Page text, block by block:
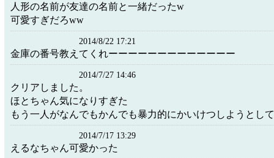
人形の名前が友達の名前と一緒だったw
可愛すぎだろww
2014/8/22 17:21
金庫の番号教えてくれーーーーーーーーーーーーー
2014/7/27 14:46
クリアしました。
ほとちゃん気になりすぎた
もう一人がなんでもかんでも暴力的にかいけつしようとし
2014/7/17 13:29
えるなちゃん可愛かった